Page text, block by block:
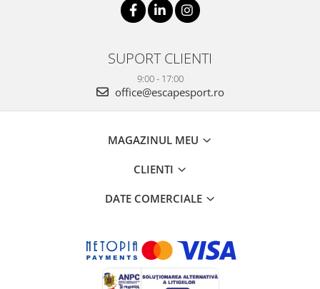
SUPORT CLIENTI
9:00 - 17:00
office@escapesport.ro
MAGAZINUL MEU
CLIENTI
DATE COMERCIALE